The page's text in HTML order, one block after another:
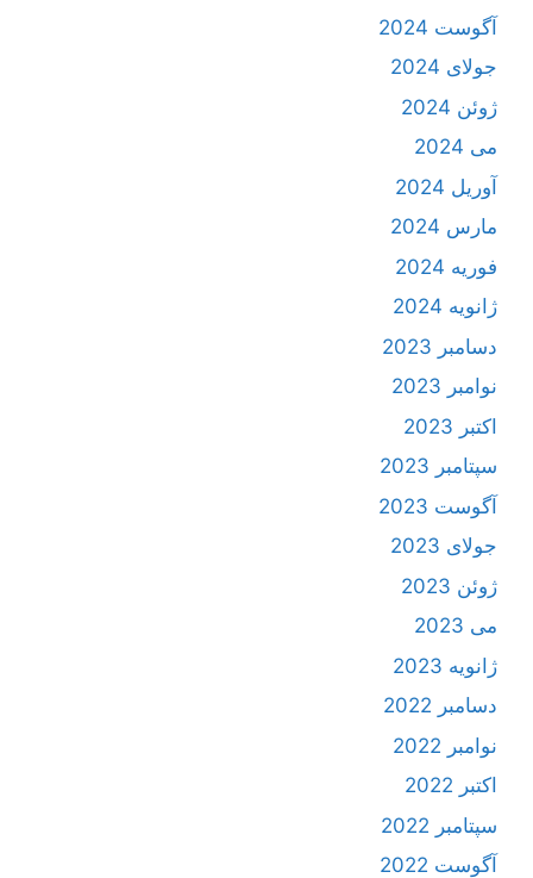
آگوست 2024
جولای 2024
ژوئن 2024
می 2024
آوریل 2024
مارس 2024
فوریه 2024
ژانویه 2024
دسامبر 2023
نوامبر 2023
اکتبر 2023
سپتامبر 2023
آگوست 2023
جولای 2023
ژوئن 2023
می 2023
ژانویه 2023
دسامبر 2022
نوامبر 2022
اکتبر 2022
سپتامبر 2022
آگوست 2022